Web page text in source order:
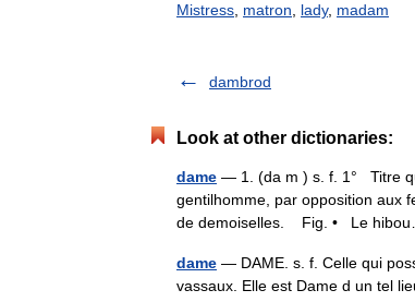
Mistress matron lady, madam
dambrod
Look at other dictionaries:
dame — 1. (da m ) s. f. 1° Titre
gentilhomme, par opposition aux
de demoiselles. Fig. • Le
dame — DAME. s. f. Celle qui
vassaux. Elle est Dame d un tel